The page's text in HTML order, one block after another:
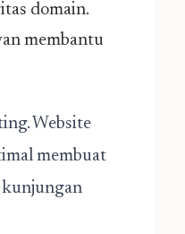
domain.
membantu
Website
membuat
kunjungan